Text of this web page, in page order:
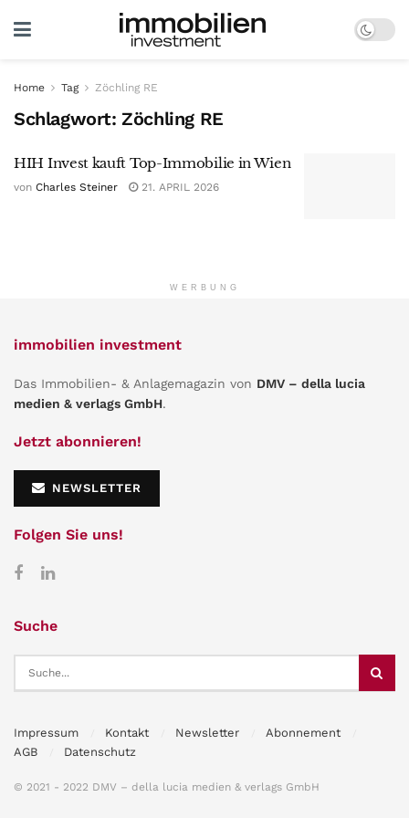
Home Tag Zöchling RE
Schlagwort:Zöchling RE
HIH Invest kauft Top-Immobilie in Wien
von Charles Steiner 21. APRIL 2026
WERBUNG
immobilien investment
Das Immobilien- & Anlagemagazin von DMV – della lucia
medien & verlags GmbH.
Jetzt abonnieren!
NEWSLETTER
Folgen Sie uns!
Suche
Impressum Kontakt Newsletter
Abonnement
AGB
Datenschutz
© 2021 - 2022 DMV – della lucia medien & verlags GmbH